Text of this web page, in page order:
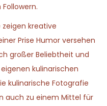
kreative
Prise Humor versehen
großer Beliebtheit und
kulinarischen
kulinarische Fotografie
auch zu einem Mittel für